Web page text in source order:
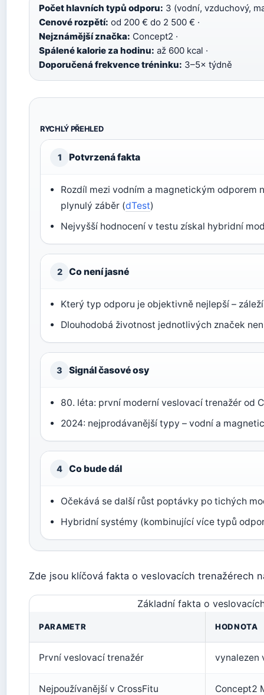
Počet hlavních typů odporu: 3 (vodní, vzduchový,
Cenové rozpětí: od 200 € do 2 500 € ·
Nejznámější značka: Concept2 ·
Spálené kalorie za hodinu: až 600 kcal ·
Doporučená frekvence tréninku: 3–5× týdně
RYCHLÝ PŘEHLED
1 Potvrzená fakta
Rozdíl mezi vodním a magnetickým odporem
plynulý záběr (dTest)
Nejvyšší hodnocení v testu získal hybridní
2 Co není jasné
Který typ odporu je objektivně nejlepší –
Dlouhodobá životnost jednotlivých značek
3 Signál časové osy
80. léta: první moderní veslovací trenažér od
2024: nejprodávanější typy – vodní a
4 Co bude dál
Očekává se další růst poptávky po tichých
Hybridní systémy (kombinující více typů
Zde jsou klíčová fakta o veslovacích trenažérech
Základní fakta o
PARAMETR HODNOTA
První veslovací trenažér vynalezen
Nejpoužívanější v CrossFitu Concept2